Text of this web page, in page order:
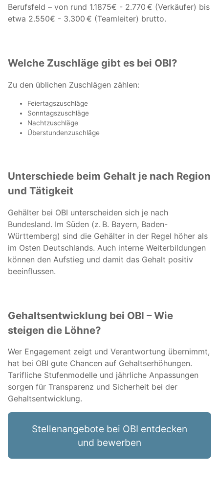
Berufsfeld – von rund 1.1875€ - 2.770 € (Verkäufer) bis
etwa 2.550€ - 3.300 € (Teamleiter) brutto.
Welche Zuschläge gibt es bei OBI?
Zu den üblichen Zuschlägen zählen:
Feiertagszuschläge
Sonntagszuschläge
Nachtzuschläge
Überstundenzuschläge
Unterschiede beim Gehalt je nach Region
und Tätigkeit
Gehälter bei OBI unterscheiden sich je nach
Bundesland. Im Süden (z. B. Bayern, Baden-
Württemberg) sind die Gehälter in der Regel höher als
im Osten Deutschlands. Auch interne Weiterbildungen
können den Aufstieg und damit das Gehalt positiv
beeinflussen.
Gehaltsentwicklung bei OBI – Wie
steigen die Löhne?
Wer Engagement zeigt und Verantwortung übernimmt,
hat bei OBI gute Chancen auf Gehaltserhöhungen.
Tarifliche Stufenmodelle und jährliche Anpassungen
sorgen für Transparenz und Sicherheit bei der
Gehaltsentwicklung.
Stellenangebote bei OBI entdecken
und bewerben